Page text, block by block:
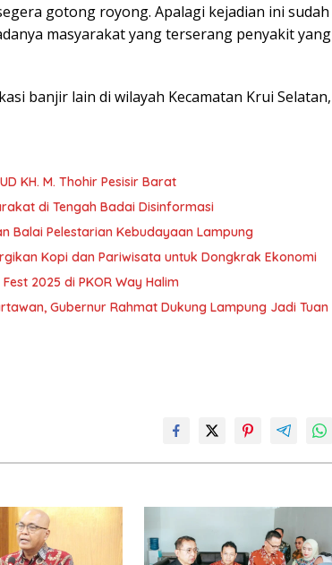
gotong royong. Apalagi kejadian ini sudah
masyarakat yang terserang penyakit yang
banjir lain di wilayah Kecamatan Krui Selatan,
KH. M. Thohir Pesisir Barat
di Tengah Badai Disinformasi
Balai Pelestarian Kebudayaan Lampung
Kopi dan Pariwisata untuk Dongkrak Ekonomi
2025 di PKOR Way Halim
Gubernur Rahmat Dukung Lampung Jadi Tuan